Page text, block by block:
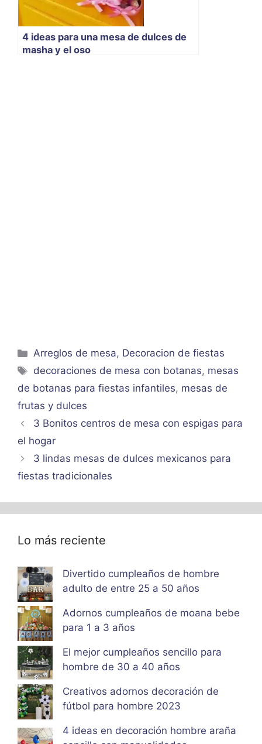
4 ideas para una mesa de dulces de
masha y el oso
Categorías
Arreglos de mesa, Decoracion de fiestas
Etiquetas
decoraciones de mesa con botanas, mesas
de botanas para fiestas infantiles, mesas de
frutas y dulces
3 Bonitos centros de mesa con espigas para
el hogar
3 lindas mesas de dulces mexicanos para
fiestas tradicionales
Lo más reciente
Divertido cumpleaños de hombre
adulto de entre 25 a 50 años
Adornos cumpleaños de moana bebe
para 1 a 3 años
El mejor cumpleaños sencillo para
hombre de 30 a 40 años
Creativos adornos decoración de
fútbol para hombre 2023
4 ideas en decoración hombre araña